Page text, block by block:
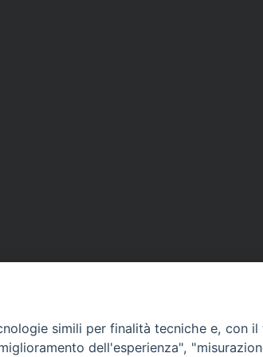
simili per finalità tecniche e, con
dell'esperienza",